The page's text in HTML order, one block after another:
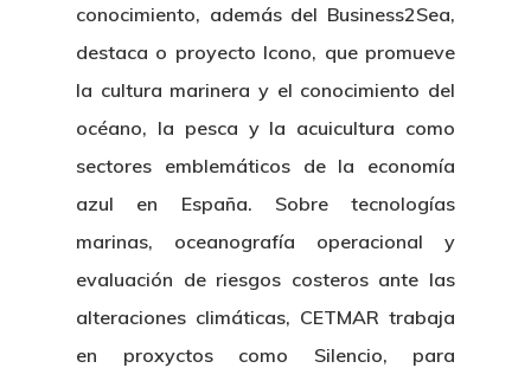
conocimiento, además del Business2Sea,
destaca o proyecto Icono, que promueve
la cultura marinera y el conocimiento del
océano, la pesca y la acuicultura como
sectores emblemáticos de la economía
azul en España. Sobre tecnologías
marinas, oceanografía operacional y
evaluación de riesgos costeros ante las
alteraciones climáticas, CETMAR trabaja
en proxyctos como Silencio, para
Patronato
Identidad Corporativa
Manual De Identidad
Corporativa
Logo CETMAR
Contacto
Eventos
Publicaciones
Memoria
Boletín De Noticias
Contratación
Licitaciones
Gobierno
Plan De Igualdad